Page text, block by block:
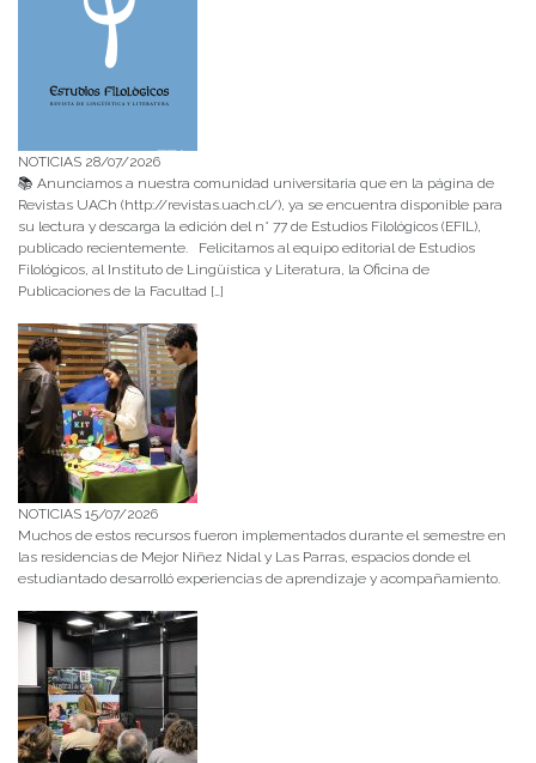
NOTICIAS 28/07/2026
📚 Anunciamos a nuestra comunidad universitaria que en la página de
Revistas UACh (http://revistas.uach.cl/), ya se encuentra disponible para
su lectura y descarga la edición del n° 77 de Estudios Filológicos (EFIL),
publicado recientemente. Felicitamos al equipo editorial de Estudios
Filológicos, al Instituto de Lingüística y Literatura, la Oficina de
Publicaciones de la Facultad […]
NOTICIAS 15/07/2026
Muchos de estos recursos fueron implementados durante el semestre en
las residencias de Mejor Niñez Nidal y Las Parras, espacios donde el
estudiantado desarrolló experiencias de aprendizaje y acompañamiento.